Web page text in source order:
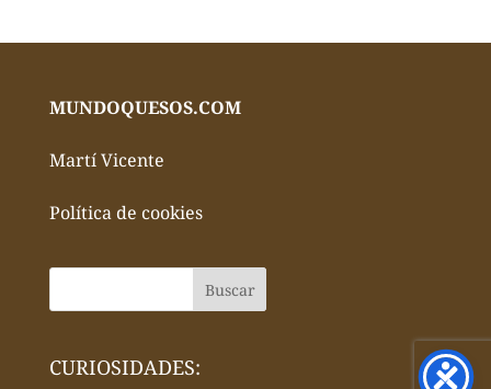
MUNDOQUESOS.COM
Martí Vicente
Política de cookies
CURIOSIDADES: